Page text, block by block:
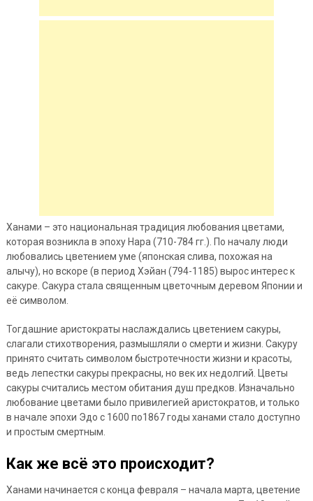
Ханами – это национальная традиция любования цветами,
которая возникла в эпоху Нара (710-784 гг.). По началу люди
любовались цветением уме (японская слива, похожая на
алычу), но вскоре (в период Хэйан (794-1185) вырос интерес к
сакуре. Сакура стала священным цветочным деревом Японии и
её символом.
Тогдашние аристократы наслаждались цветением сакуры,
слагали стихотворения, размышляли о смерти и жизни. Сакуру
принято считать символом быстротечности жизни и красоты,
ведь лепестки сакуры прекрасны, но век их недолгий. Цветы
сакуры считались местом обитания душ предков. Изначально
любование цветами было привилегией аристократов, и только
в начале эпохи Эдо с 1600 по1867 годы ханами стало доступно
и простым смертным.
Как же всё это происходит?
Ханами начинается с конца февраля – начала марта, цветение